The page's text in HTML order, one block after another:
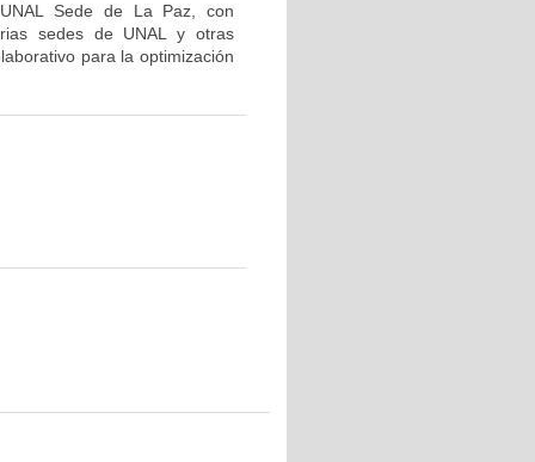
Sede de La Paz, con
sedes de UNAL y otras
para la optimización